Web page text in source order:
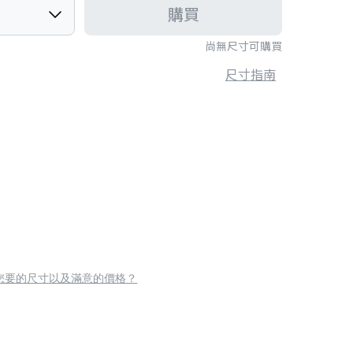
尚無尺寸可購買
購買
尺寸指南
要的尺寸以及滿意的價格？